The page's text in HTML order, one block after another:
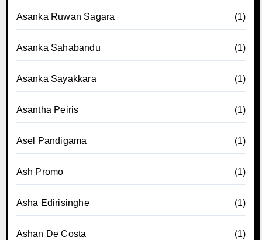
Asanka Ruwan Sagara (1)
Asanka Sahabandu (1)
Asanka Sayakkara (1)
Asantha Peiris (1)
Asel Pandigama (1)
Ash Promo (1)
Asha Edirisinghe (1)
Ashan De Costa (1)